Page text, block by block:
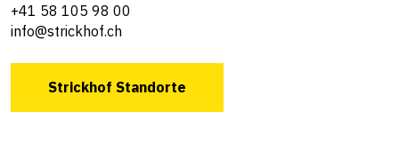
+41 58 105 98 00
info@strickhof.ch
Strickhof Standorte